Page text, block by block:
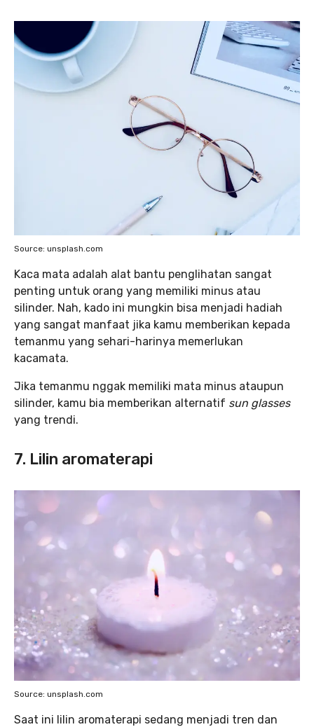
Source: unsplash.com
Kaca mata adalah alat bantu penglihatan sangat
penting untuk orang yang memiliki minus atau
silinder. Nah, kado ini mungkin bisa menjadi hadiah
yang sangat manfaat jika kamu memberikan kepada
temanmu yang sehari-harinya memerlukan
kacamata.
Jika temanmu nggak memiliki mata minus ataupun
silinder, kamu bia memberikan alternatif sun glasses
yang trendi.
7. Lilin aromaterapi
Source: unsplash.com
Saat ini lilin aromaterapi sedang menjadi tren dan